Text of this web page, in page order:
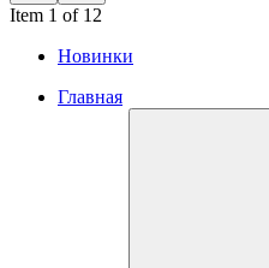
Item 1 of 12
Новинки
Главная